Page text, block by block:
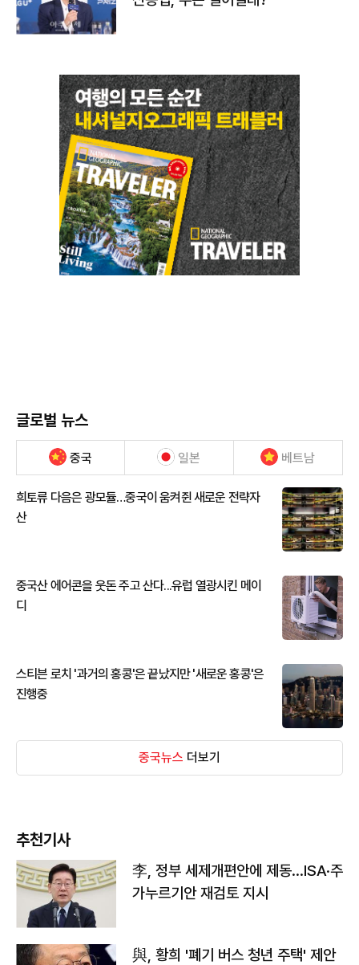
글로벌 뉴스
중국 일본 베트남
희토류 다음은 광모듈…중국이 움켜쥔 새로운 전략자
산
중국산 에어콘을 웃돈 주고 산다...유럽 열광시킨 메이
디
스티븐 로치 '과거의 홍콩'은 끝났지만 '새로운 홍콩'은
진행중
중국뉴스 더보기
추천기사
李, 정부 세제개편안에 제동…ISA·주
가누르기안 재검토 지시
與, 황희 '폐기 버스 청년 주택' 제안